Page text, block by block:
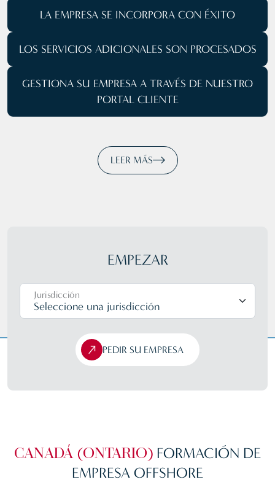
LA EMPRESA SE INCORPORA CON ÉXITO
LOS SERVICIOS ADICIONALES SON PROCESADOS
GESTIONA SU EMPRESA A TRAVÉS DE NUESTRO
PORTAL CLIENTE
LEER MÁS
EMPEZAR
Jurisdicción
PEDIR SU EMPRESA
CANADÁ (ONTARIO) FORMACIÓN DE
EMPRESA OFFSHORE